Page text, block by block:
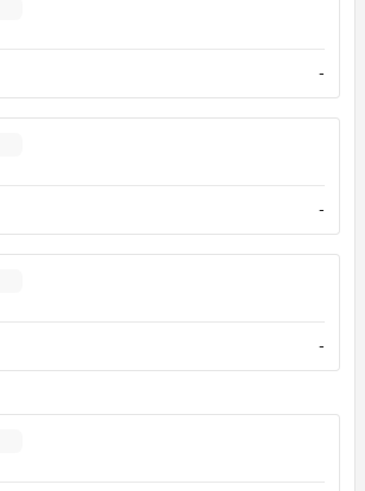
-
-
-